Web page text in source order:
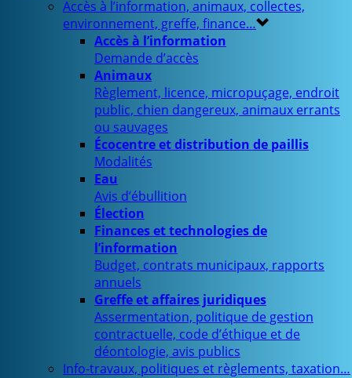
Accès à l’information, animaux, collectes,
environnement, greffe, finance…
Accès à l’information
Demande d’accès
Animaux
Règlement, licence, micropuçage, endroit
public, chien dangereux, animaux errants
ou sauvages
Écocentre et distribution de paillis
Modalités
Eau
Avis d’ébullition
Élection
Finances et technologies de
l’information
Budget, contrats municipaux, rapports
annuels
Greffe et affaires juridiques
Assermentation, politique de gestion
contractuelle, code d’éthique et de
déontologie, avis publics
Info-travaux, politiques et règlements, taxation…